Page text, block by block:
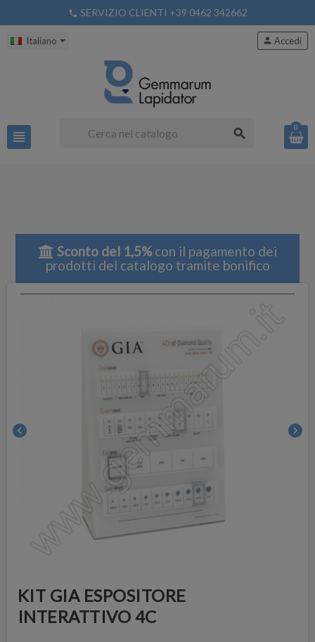
phone SERVIZIO CLIENTI +39 0462 342662
Italiano
view_headline search
person Accedi
0
Sconto del 1,5%con il pagamento dei
prodotti del catalogo tramite bonifico
chevron_left chevron_right
KIT GIA ESPOSITORE
INTERATTIVO 4C